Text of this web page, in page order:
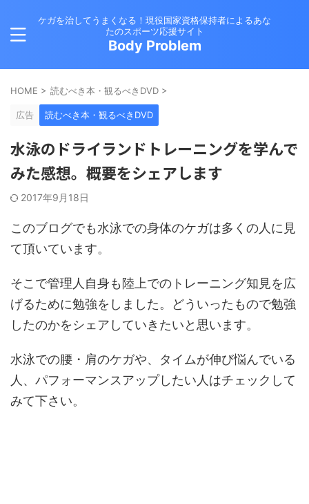
ケガを治してうまくなる！現役国家資格保持者によるあな
たのスポーツ応援サイト
Body Problem
HOME > 読むべき本・観るべきDVD >
広告 読むべき本・観るべきDVD
水泳のドライランドトレーニングを学んで
みた感想。概要をシェアします
2017年9月18日
このブログでも水泳での身体のケガは多くの人に見
て頂いています。
そこで管理人自身も陸上でのトレーニング知見を広
げるために勉強をしました。どういったもので勉強
したのかをシェアしていきたいと思います。
水泳での腰・肩のケガや、タイムが伸び悩んでいる
人、パフォーマンスアップしたい人はチェックして
みて下さい。